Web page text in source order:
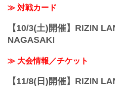
≫ 対戦カード
【10/3(土)開催】RIZIN
NAGASAKI
≫ 大会情報／チケット
【11/8(日)開催】RIZIN